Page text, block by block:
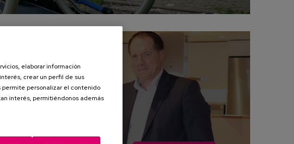
elaborar información
crear un perfil de sus
permite personalizar el contenido
interés, permitiéndonos además